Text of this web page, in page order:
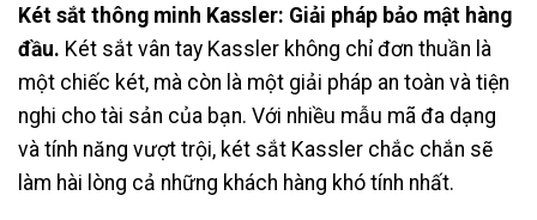
Két sắt thông minh Kassler: Giải pháp bảo mật hàng
đầu. Két sắt vân tay Kassler không chỉ đơn thuần là
một chiếc két, mà còn là một giải pháp an toàn và tiện
nghi cho tài sản của bạn. Với nhiều mẫu mã đa dạng
và tính năng vượt trội, két sắt Kassler chắc chắn sẽ
làm hài lòng cả những khách hàng khó tính nhất.